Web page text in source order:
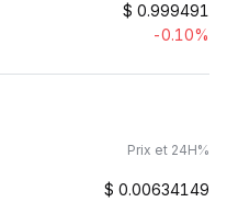
$ 0.999491
-0.10%
Prix et 24H%
$ 0.00634149